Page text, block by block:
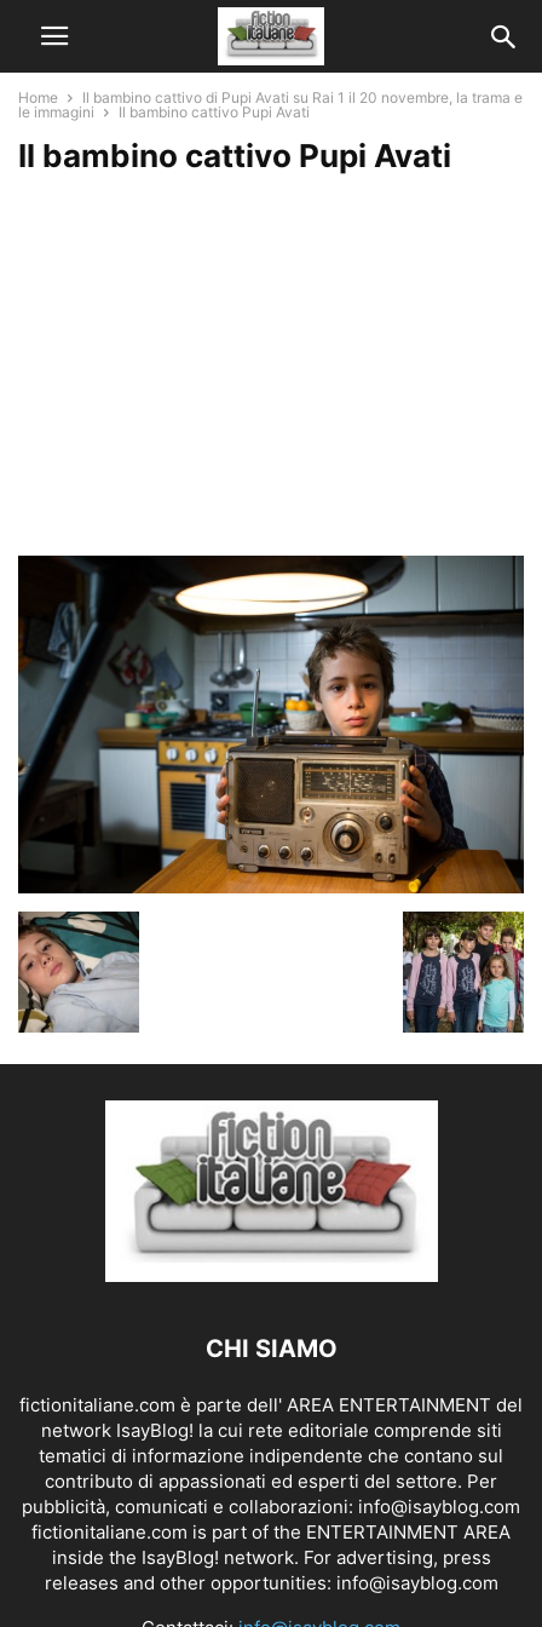
Home
Il bambino cattivo di Pupi Avati su Rai 1 il 20 novembre, la trama e
le immagini
Il bambino cattivo Pupi Avati
Il bambino cattivo Pupi Avati
CHI SIAMO
fictionitaliane.com è parte dell' AREA ENTERTAINMENT del
network IsayBlog! la cui rete editoriale comprende siti
tematici di informazione indipendente che contano sul
contributo di appassionati ed esperti del settore. Per
pubblicità, comunicati e collaborazioni: info@isayblog.com
fictionitaliane.com is part of the ENTERTAINMENT AREA
inside the IsayBlog! network. For advertising, press
releases and other opportunities: info@isayblog.com